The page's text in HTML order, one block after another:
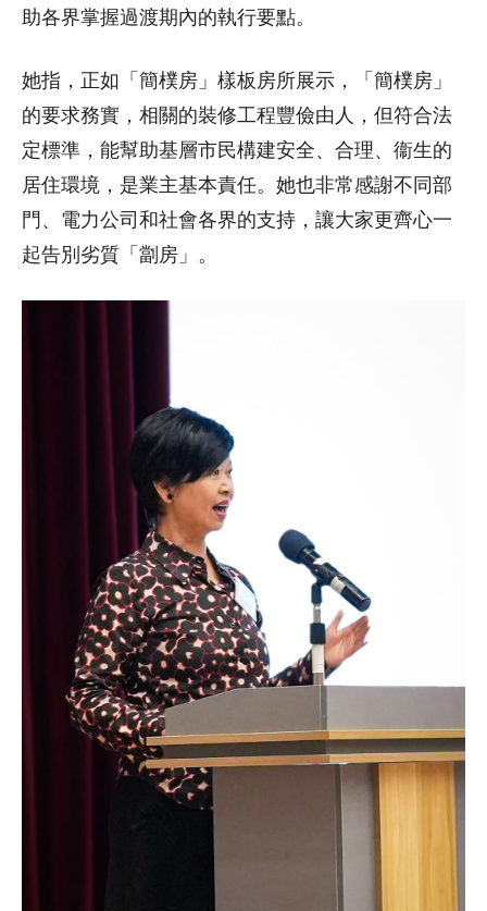
助各界掌握過渡期內的執行要點。
她指，正如「簡樸房」樣板房所展示，「簡樸房」
的要求務實，相關的裝修工程豐儉由人，但符合法
定標準，能幫助基層市民構建安全、合理、衞生的
居住環境，是業主基本責任。她也非常感謝不同部
門、電力公司和社會各界的支持，讓大家更齊心一
起告別劣質「劏房」。